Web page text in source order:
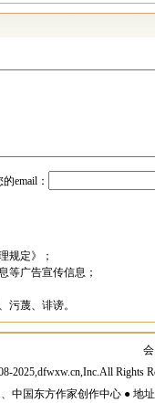
email：
规定》；
等广告宣传信息；
污蔑、诽谤。
2025,dfwxw.cn,Inc.All Rights
中国东方作家创作中心 ● 地